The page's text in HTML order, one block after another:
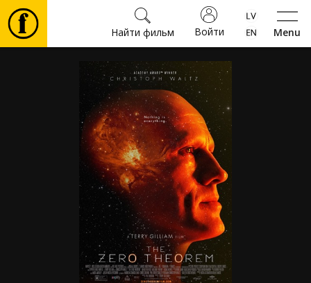
Menu
Войти
Найти фильм
Фильмы
Культура
Мероприятия
Подарки